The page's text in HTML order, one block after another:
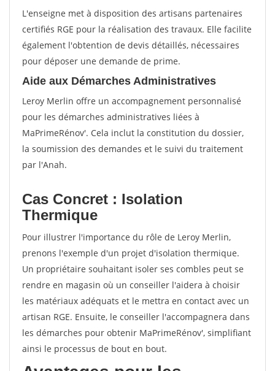
L'enseigne met à disposition des artisans partenaires
certifiés RGE pour la réalisation des travaux. Elle facilite
également l'obtention de devis détaillés, nécessaires
pour déposer une demande de prime.
Aide aux Démarches Administratives
Leroy Merlin offre un accompagnement personnalisé
pour les démarches administratives liées à
MaPrimeRénov'. Cela inclut la constitution du dossier,
la soumission des demandes et le suivi du traitement
par l'Anah.
Cas Concret : Isolation
Thermique
Pour illustrer l'importance du rôle de Leroy Merlin,
prenons l'exemple d'un projet d'isolation thermique.
Un propriétaire souhaitant isoler ses combles peut se
rendre en magasin où un conseiller l'aidera à choisir
les matériaux adéquats et le mettra en contact avec un
artisan RGE. Ensuite, le conseiller l'accompagnera dans
les démarches pour obtenir MaPrimeRénov', simplifiant
ainsi le processus de bout en bout.